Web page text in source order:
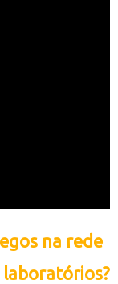
na rede
laboratórios?